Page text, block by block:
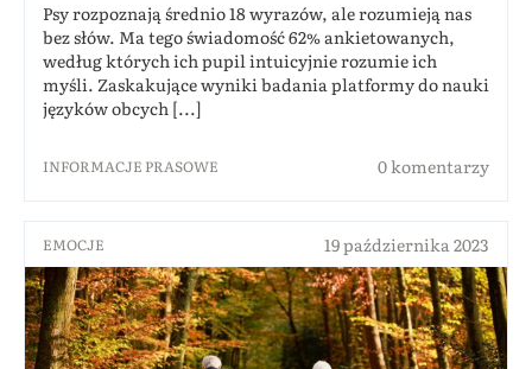
Psy rozpoznają średnio 18 wyrazów, ale rozumieją nas
bez słów. Ma tego świadomość 62% ankietowanych,
według których ich pupil intuicyjnie rozumie ich
myśli. Zaskakujące wyniki badania platformy do nauki
języków obcych [...]
INFORMACJE PRASOWE 0 komentarzy
EMOCJE 19 października 2023